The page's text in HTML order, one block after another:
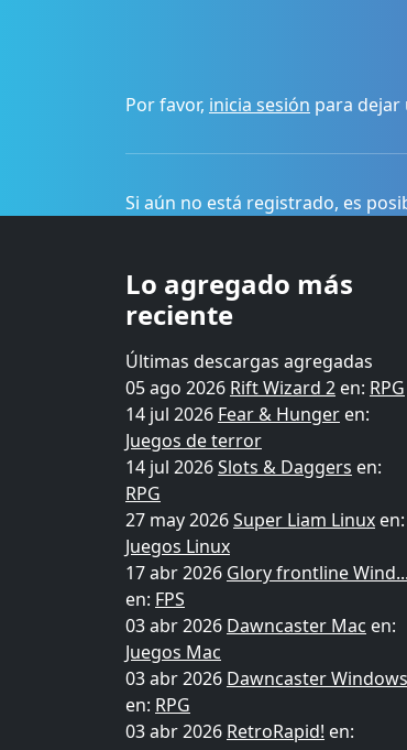
Por favor, inicia sesión para dejar
Si aún no está registrado, es
Lo agregado más
reciente
Últimas descargas agregadas
05 ago 2026 Rift Wizard 2 en: RPG
14 jul 2026 Fear & Hunger en:
Juegos de terror
14 jul 2026Slots & Daggers en:
RPG
27 may 2026Super Liam Linux en:
Juegos Linux
17 abr 2026 Glory frontline Wind...
en: FPS
03 abr 2026 Dawncaster Mac en:
Juegos Mac
03 abr 2026 Dawncaster Windows
en: RPG
03 abr 2026 RetroRapid! en: